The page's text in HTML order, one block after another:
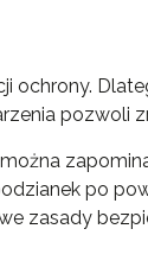
ochrony.
pozwoli
po
zasady